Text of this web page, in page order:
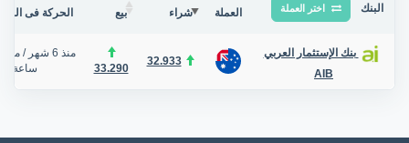
البنك اختر العملة العملة شراء بيع الحركة فى
بنك الإستثمار العربي
AIB
32.933
33.290
منذ 6 شهر /منذ
ساعة